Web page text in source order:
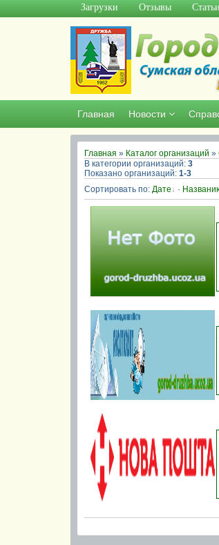
Загрузки Отзывы Статьи
Главная Новости
Главная » Каталог организаций »
В категории организаций: 3
Показано организаций: 1-3
Сортировать по: Дате ·